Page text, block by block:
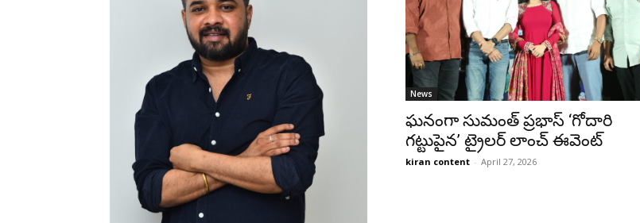
News
ఘనంగా సుమంత్ ప్రభాస్ ‘గోదారి
గట్టుపైన’ ట్రైలర్ లాంచ్ ఈవెంట్
kiran content - April 27, 2026